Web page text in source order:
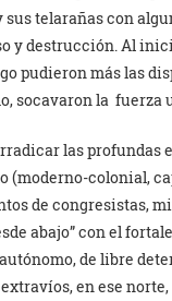
telarañas con
y destrucción. Al
pudieron más las
socavaron la fuerza
las profundas
(moderno-colonial,
de congresistas,
abajo” con el
de libre
en ese